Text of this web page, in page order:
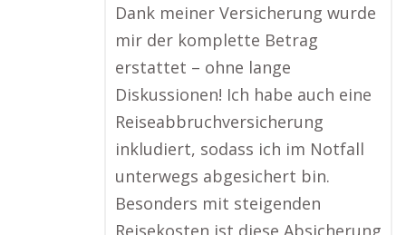
Dank meiner Versicherung wurde
mir der komplette Betrag
erstattet – ohne lange
Diskussionen! Ich habe auch eine
Reiseabbruchversicherung
inkludiert, sodass ich im Notfall
unterwegs abgesichert bin.
Besonders mit steigenden
Reisekosten ist diese Absicherung